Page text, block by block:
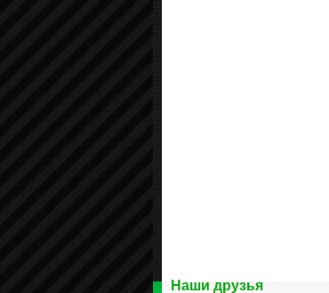
Наши друзья